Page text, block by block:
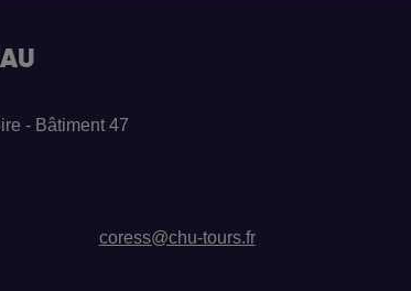
- Bâtiment 47
coress@chu-tours.fr